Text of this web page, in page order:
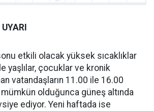
etkili olacak yüksek sıcaklıklar
yaşlılar, çocuklar ve kronik
vatandaşların 11.00 ile 16.00
olduğunca güneş altında
ediyor. Yeni haftada ise